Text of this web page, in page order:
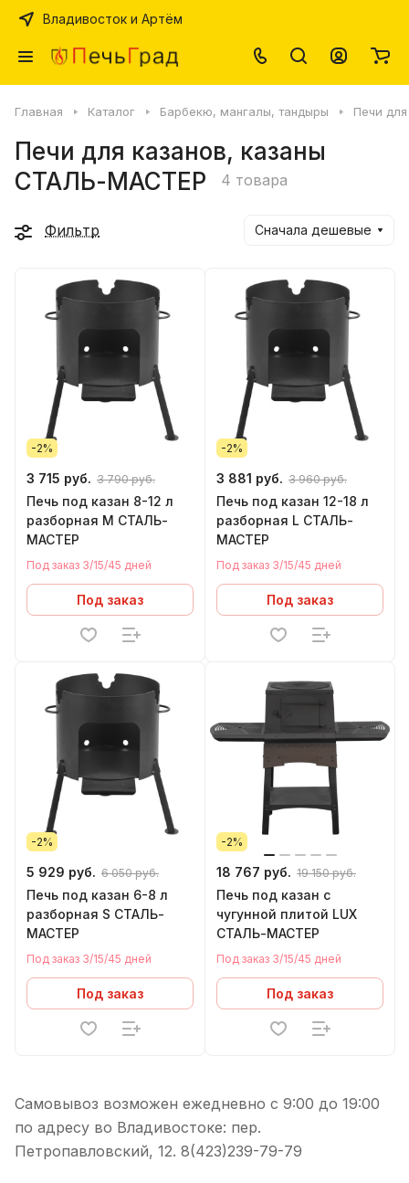
Владивосток и Артём
Главная Каталог Барбекю, мангалы, тандыры Печи
Печи для казанов, казаны
СТАЛЬ-МАСТЕР
4 товара
Фильтр Сначала дешевые
-2%
3 715 руб. 3 790 руб.
Печь под казан 8-12 л
разборная М СТАЛЬ-
МАСТЕР
Под заказ 3/15/45 дней
Под заказ
-2%
3 881 руб. 3 960 руб.
Печь под казан 12-18 л
разборная L СТАЛЬ-
МАСТЕР
Под заказ 3/15/45 дней
Под заказ
-2%
5 929 руб. 6 050 руб.
Печь под казан 6-8 л
разборная S СТАЛЬ-
МАСТЕР
Под заказ 3/15/45 дней
Под заказ
-2%
18 767 руб. 19 150 руб.
Печь под казан с
чугунной плитой LUX
СТАЛЬ-МАСТЕР
Под заказ 3/15/45 дней
Под заказ
Самовывоз возможен ежедневно с 9:00 до 19:00
по адресу во Владивостоке: пер.
Петропавловский, 12. 8(423)239-79-79